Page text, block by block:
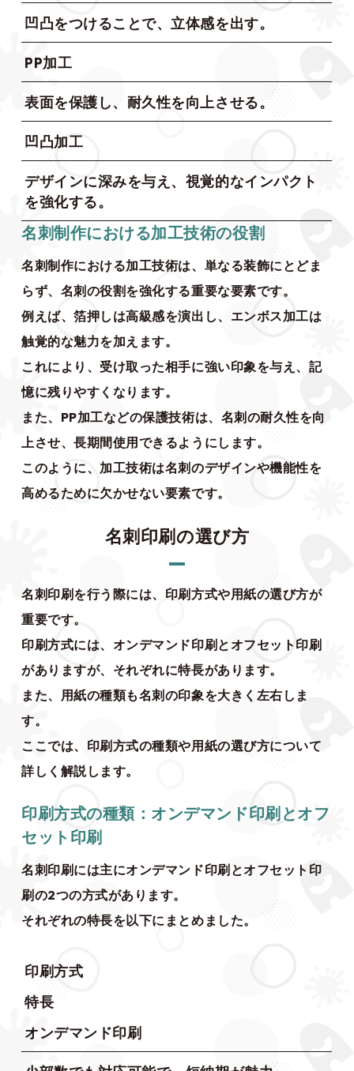
凹凸をつけることで、立体感を出す。
PP加工
表面を保護し、耐久性を向上させる。
凹凸加工
デザインに深みを与え、視覚的なインパクト
を強化する。
名刺制作における加工技術の役割
名刺制作における加工技術は、単なる装飾にとどま
らず、名刺の役割を強化する重要な要素です。
例えば、箔押しは高級感を演出し、エンボス加工は
触覚的な魅力を加えます。
これにより、受け取った相手に強い印象を与え、記
憶に残りやすくなります。
また、PP加工などの保護技術は、名刺の耐久性を向
上させ、長期間使用できるようにします。
このように、加工技術は名刺のデザインや機能性を
高めるために欠かせない要素です。
名刺印刷の選び方
名刺印刷を行う際には、印刷方式や用紙の選び方が
重要です。
印刷方式には、オンデマンド印刷とオフセット印刷
がありますが、それぞれに特長があります。
また、用紙の種類も名刺の印象を大きく左右しま
す。
ここでは、印刷方式の種類や用紙の選び方について
詳しく解説します。
印刷方式の種類：オンデマンド印刷とオフ
セット印刷
名刺印刷には主にオンデマンド印刷とオフセット印
刷の2つの方式があります。
それぞれの特長を以下にまとめました。
印刷方式
特長
オンデマンド印刷